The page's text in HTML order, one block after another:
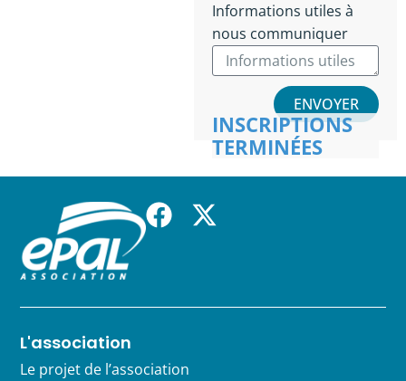
Informations utiles à
nous communiquer
ENVOYER
INSCRIPTIONS
TERMINÉES
L'association
Le projet de l’association